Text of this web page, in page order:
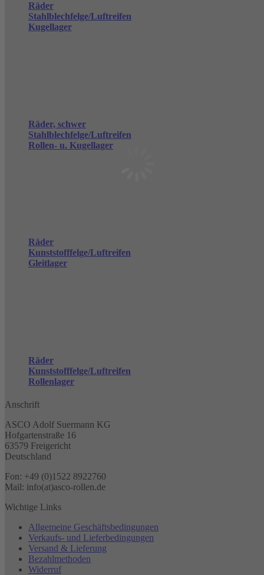
Räder
Stahlblechfelge/Luftreifen
Kugellager
Räder, schwer
Stahlblechfelge/Luftreifen
Rollen- u. Kugellager
Räder
Kunststofffelge/Luftreifen
Gleitlager
Räder
Kunststofffelge/Luftreifen
Rollenlager
Anschrift
ASCO Adolf Suermann KG
Hofgartenstraße 16
63579 Freigericht
Deutschland
Fon: +49 (0)1522 8922760
Mail: info(at)asco-rollen.de
Wichtige Links
Allgemeine Geschäftsbedingungen
Verkaufs- und Lieferbedingungen
Versand & Lieferung
Bezahlmethoden
Widerruf